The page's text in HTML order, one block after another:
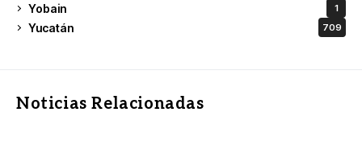
Yobain 1
Yucatán 709
Noticias Relacionadas